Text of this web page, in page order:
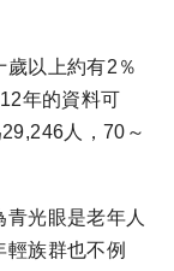
歲以上約有2％
年的資料可
人，70～
光眼是老年人
族群也不例